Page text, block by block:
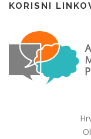
KORISNI